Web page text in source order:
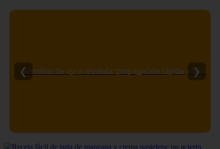
Semillas de cyca revoluta: propagación rápida y fácil
❮ ❯